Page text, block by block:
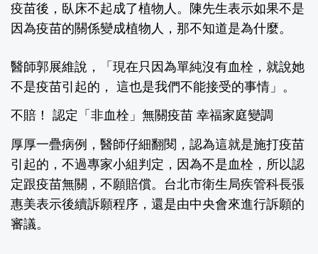
疫苗後，臥床不起成了植物人。陳先生表示如果不是
因為疫苗的關係變成植物人，那不知道是為什麼。
醫師郭展維說，「現在只因為單純沒有血栓，就說她
不是疫苗引起的， 這也是我們不能接受的事情」。
不賠！ 認定「非血栓」無關疫苗 幸福家庭變調
厚厚一疊病例，醫師仔細翻閱，認為這就是施打疫苗
引起的，不過專家小組判定，因為不是血栓，所以認
定跟疫苗無關，不願賠償。台北市衛生局疾管科長張
惠美表示後續訴願程序，還是由中央會來進行訴願的
審議。